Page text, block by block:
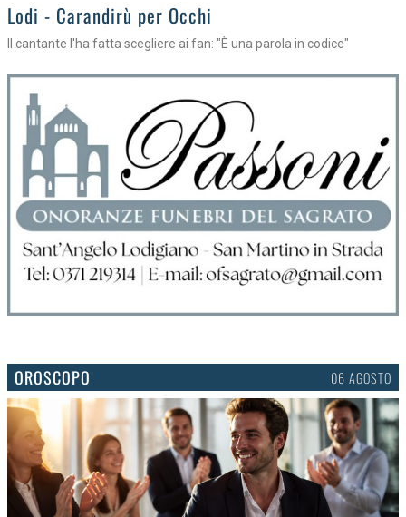
Lodi - Carandirù per Occhi
Il cantante l'ha fatta scegliere ai fan: "È una parola in codice"
OROSCOPO 06 AGOSTO